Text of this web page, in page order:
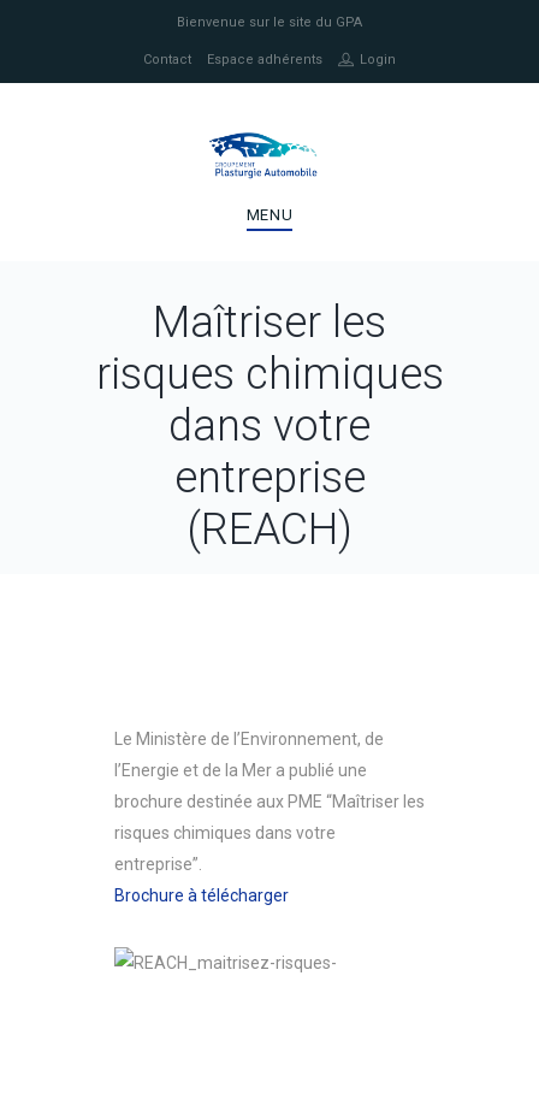
Bienvenue sur le site du GPA
Contact Espace adhérents Login
MENU
Maîtriser les
risques chimiques
dans votre
entreprise
(REACH)
Le Ministère de l’Environnement, de
l’Energie et de la Mer a publié une
brochure destinée aux PME “Maîtriser les
risques chimiques dans votre
entreprise”.
Brochure à télécharger